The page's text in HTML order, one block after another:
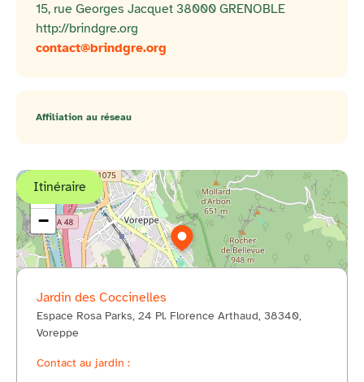
15, rue Georges Jacquet 38000 GRENOBLE
http://brindgre.org
contact@brindgre.org
Affiliation au réseau
Itinéraire
+
−
© OpenStreetMap
Jardin des Coccinelles
Espace Rosa Parks, 24 Pl. Florence Arthaud, 38340,
Voreppe
Contact au jardin :